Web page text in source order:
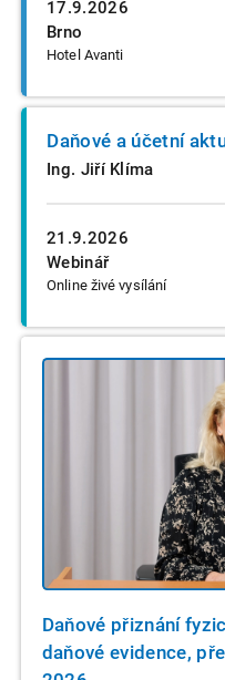
17.9.2026
Brno
Hotel Avanti
21.9.2026
Webinář
Online živé vysílání
Daňové a účetní
Ing. Jiří Klíma
Daňové přiznání
daňové evidence,